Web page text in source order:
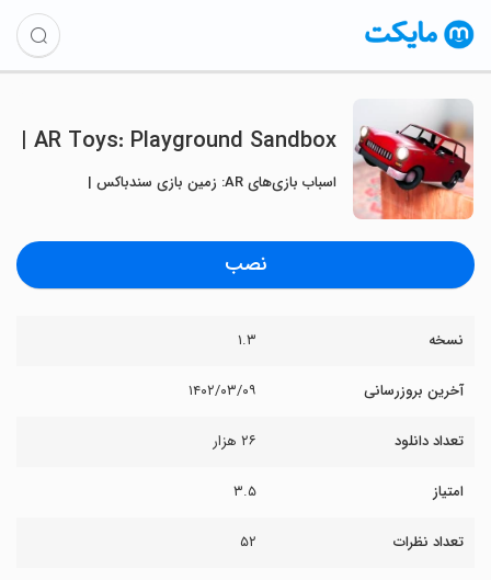
AR Toys: Playground Sandbox |
اسباب بازی‌های AR: زمین بازی سندباکس |
نصب
نسخه ۱.۳
آخرین بروزرسانی ۱۴۰۲/۰۳/۰۹
تعداد دانلود ۲۶ هزار
امتیاز ۳.۵
تعداد نظرات ۵۲